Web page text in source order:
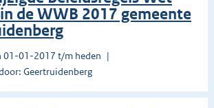
de WWB 2017 gemeente
01-01-2017 t/m heden
Geertruidenberg